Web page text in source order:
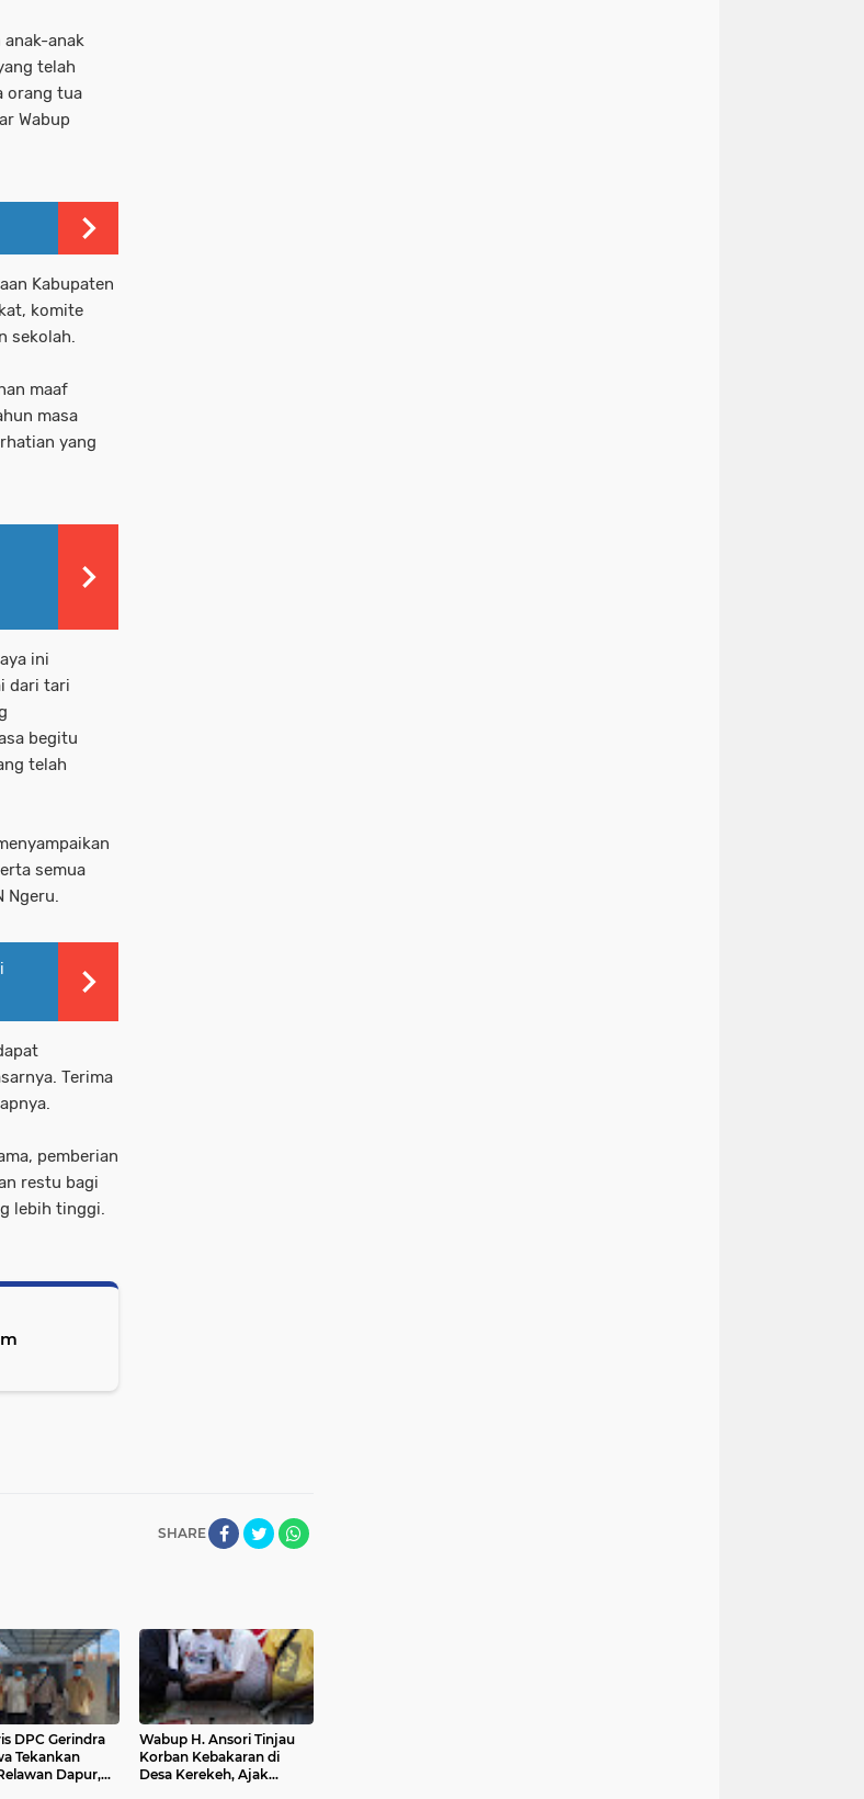
anak
telah
orang tua
Wabup
Kabupaten
komite
sekolah.
maaf
masa
yang
ini
dari tari
begitu
telah
semua
Terima
pemberian
restu bagi
lebih tinggi.
SHARE
DPC Gerindra
Tekankan
Dapur,
Wabup H. Ansori Tinjau
Korban Kebakaran di
Desa Kerekeh, Ajak